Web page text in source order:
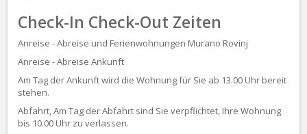
Check-In Check-Out Zeiten
Anreise - Abreise und Ferienwohnungen Murano Rovinj
Anreise - Abreise Ankunft
Am Tag der Ankunft wird die Wohnung für Sie ab 13.00 Uhr bereit
stehen.
Abfahrt, Am Tag der Abfahrt sind Sie verpflichtet, Ihre Wohnung
bis 10.00 Uhr zu verlassen.